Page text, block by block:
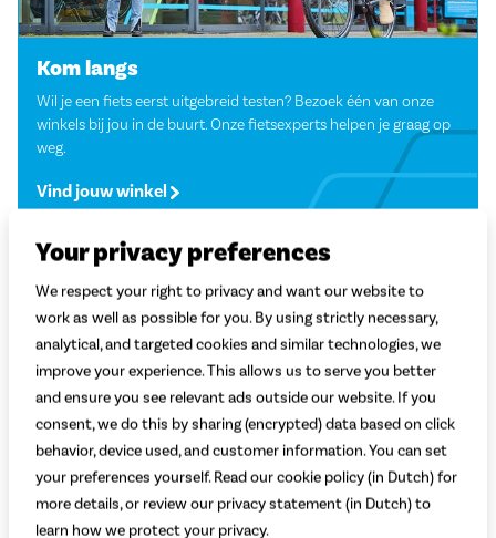
Kom langs
Wil je een fiets eerst uitgebreid testen? Bezoek één van onze
winkels bij jou in de buurt. Onze fietsexperts helpen je graag op
weg.
Vind jouw winkel
Your privacy preferences
We respect your right to privacy and want our website to
work as well as possible for you. By using strictly necessary,
analytical, and targeted cookies and similar technologies, we
improve your experience. This allows us to serve you better
and ensure you see relevant ads outside our website. If you
consent, we do this by sharing (encrypted) data based on click
behavior, device used, and customer information. You can set
your preferences yourself. Read our cookie policy (in Dutch) for
more details, or review our privacy statement (in Dutch) to
learn how we protect your privacy.